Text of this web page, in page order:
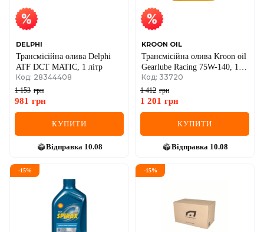
DELPHI
Трансмісійна олива Delphi
ATF DCT MATIC, 1 літр
Код: 28344408
1 153 грн
981 грн
КУПИТИ
Відправка 10.08
KROON OIL
Трансмісійна олива Kroon oil
Gearlube Racing 75W-140, 1
літр
Код: 33720
1 412 грн
1 201 грн
КУПИТИ
Відправка 10.08
-15% -15%